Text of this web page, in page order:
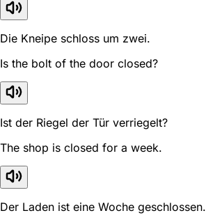
Die Kneipe schloss um zwei.
Is the bolt of the door closed?
Ist der Riegel der Tür verriegelt?
The shop is closed for a week.
Der Laden ist eine Woche geschlossen.